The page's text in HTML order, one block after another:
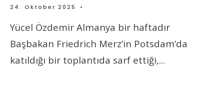
24. Oktober 2025 •
Yücel Özdemir Almanya bir haftadır
Başbakan Friedrich Merz’in Potsdam’da
katıldığı bir toplantıda sarf ettiği,...